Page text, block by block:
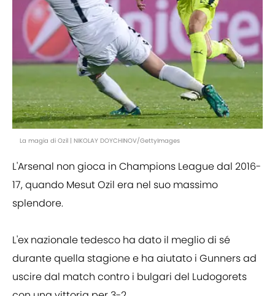
La magia di Ozil | NIKOLAY DOYCHINOV/GettyImages
L'Arsenal non gioca in Champions League dal 2016-
17, quando Mesut Ozil era nel suo massimo
splendore.
L'ex nazionale tedesco ha dato il meglio di sé
durante quella stagione e ha aiutato i Gunners ad
uscire dal match contro i bulgari del Ludogorets